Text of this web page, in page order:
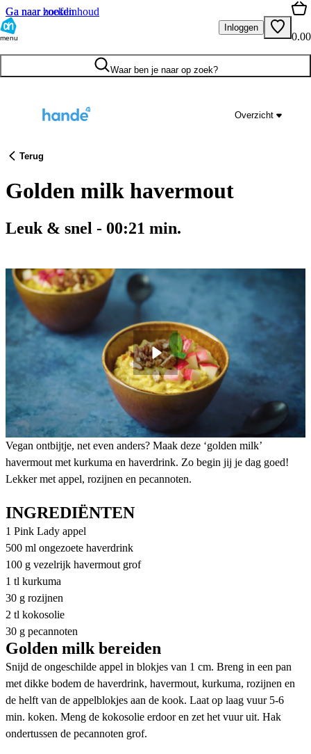
Ga naar hoofdinhoud
Ga naar zoeken
menu
Inloggen
0.00
Waar ben je naar op zoek?
Overzicht
Terug
Golden milk havermout
Leuk & snel - 00:21 min.
Vegan ontbijtje, net even anders? Maak deze ‘golden milk’
havermout met kurkuma en haverdrink. Zo begin jij je dag goed!
Lekker met appel, rozijnen en pecannoten.
INGREDIËNTEN
1 Pink Lady appel
500 ml ongezoete haverdrink
100 g vezelrijk havermout grof
1 tl kurkuma
30 g rozijnen
2 tl kokosolie
30 g pecannoten
Golden milk bereiden
Snijd de ongeschilde appel in blokjes van 1 cm. Breng in een pan
met dikke bodem de haverdrink, havermout, kurkuma, rozijnen en
de helft van de appelblokjes aan de kook. Laat op laag vuur 5-6
min. koken. Meng de kokosolie erdoor en zet het vuur uit. Hak
ondertussen de pecannoten grof.